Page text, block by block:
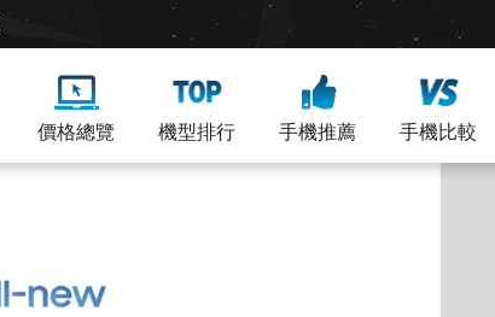
價格總覽 機型排行 手機推薦 手機比較